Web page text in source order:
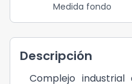
Medida fondo
Descripción
Complejo